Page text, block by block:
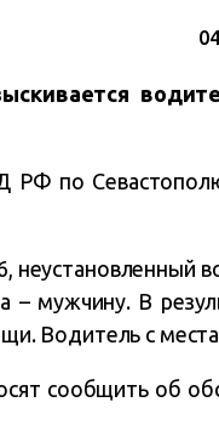
по
– мужчину. В
Водитель с места
сообщить об